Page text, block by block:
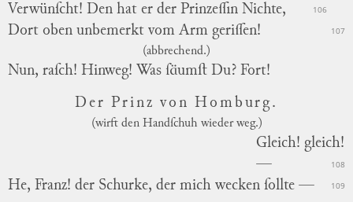
Verwünſcht! Den hat er der Prinzeſſin Nichte, 106
Dort oben unbemerkt vom Arm geriſſen! 107
(abbrechend.)
Nun, raſch! Hinweg! Was ſäumſt Du? Fort!
Der Prinz von Homburg.
(wirft den Handſchuh wieder weg.)
Gleich! gleich!
—
108
He, Franz! der Schurke, der mich wecken ſollte — 109